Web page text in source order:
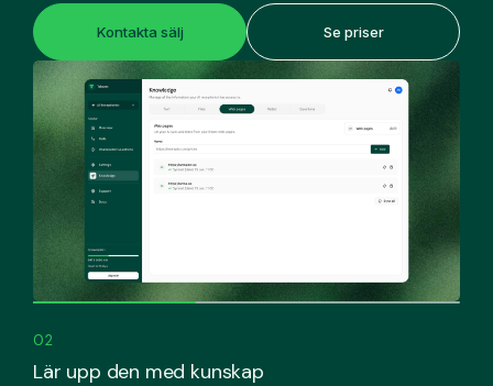
Kontakta sälj Se priser
02
Lär upp den med kunskap